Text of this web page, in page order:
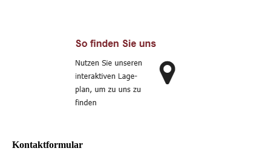
Kontaktformular